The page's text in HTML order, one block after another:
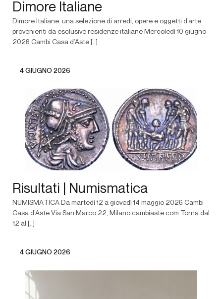
Dimore Italiane
Dimore Italiane: una selezione di arredi, opere e oggetti d’arte
provenienti da esclusive residenze italiane Mercoledì 10 giugno
2026 Cambi Casa d’Aste [..]
4 GIUGNO 2026
Risultati | Numismatica
NUMISMATICA Da martedì 12 a giovedì 14 maggio 2026 Cambi
Casa d’Aste Via San Marco 22, Milano cambiaste.com Torna dal
12 al [..]
4 GIUGNO 2026